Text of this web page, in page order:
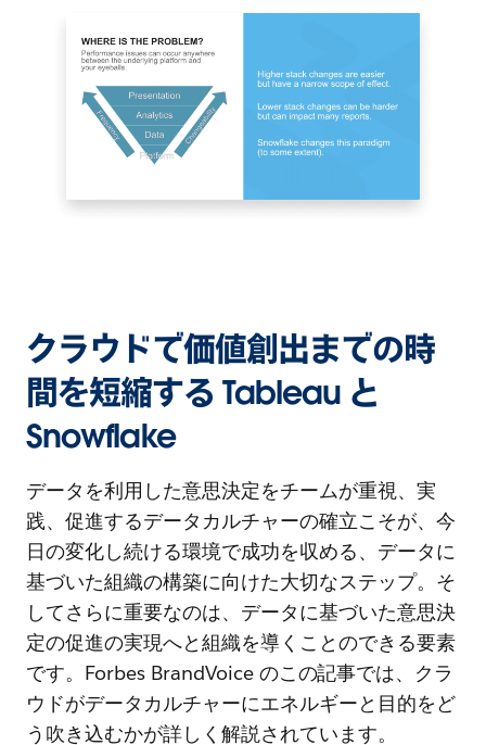
クラウドで価値創出までの時
間を短縮する Tableau と
Snowflake
データを利用した意思決定をチームが重視、実
践、促進するデータカルチャーの確立こそが、今
日の変化し続ける環境で成功を収める、データに
基づいた組織の構築に向けた大切なステップ。そ
してさらに重要なのは、データに基づいた意思決
定の促進の実現へと組織を導くことのできる要素
です。Forbes BrandVoice のこの記事では、クラ
ウドがデータカルチャーにエネルギーと目的をど
う吹き込むかが詳しく解説されています。